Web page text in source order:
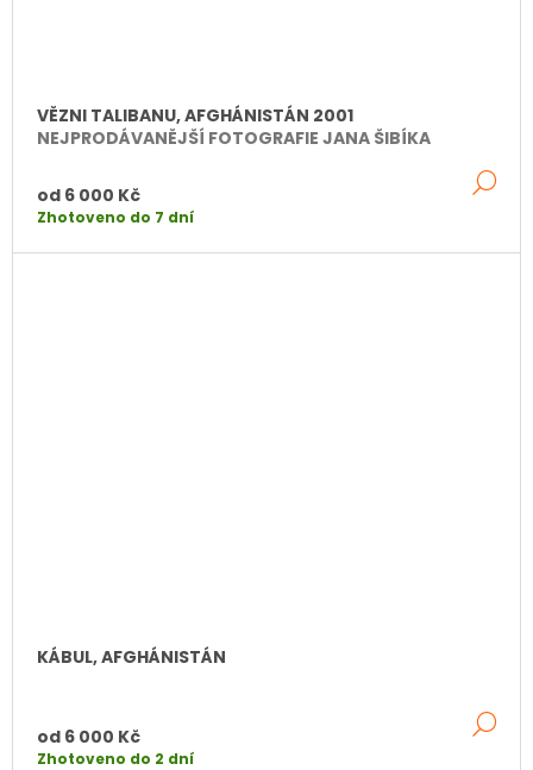
VĚZNI TALIBANU, AFGHÁNISTÁN 2001
NEJPRODÁVANĚJŠÍ FOTOGRAFIE JANA ŠIBÍKA
od 6 000 Kč
Zhotoveno do 7 dní
KÁBUL, AFGHÁNISTÁN
od 6 000 Kč
Zhotoveno do 2 dní